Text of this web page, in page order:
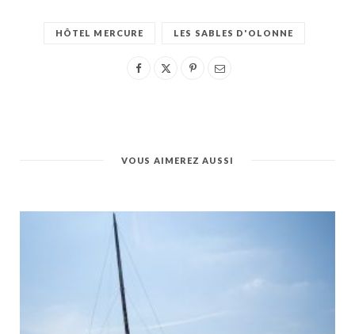
HÔTEL MERCURE LES SABLES D'OLONNE
VOUS AIMEREZ AUSSI